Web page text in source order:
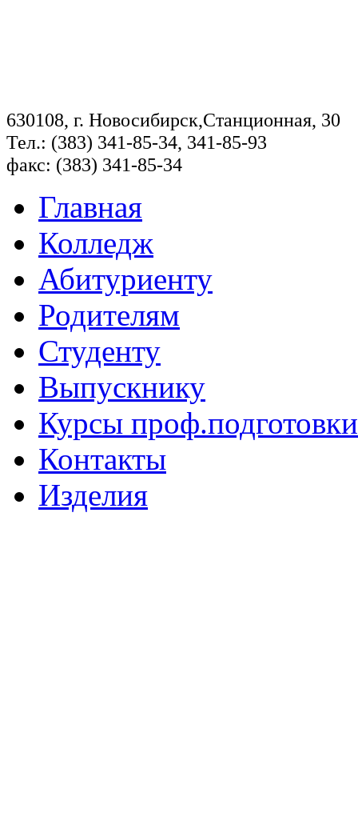
630108, г. Новосибирск,Станционная, 30
Тел.: (383) 341-85-34, 341-85-93
факс: (383) 341-85-34
Главная
Колледж
Абитуриенту
Родителям
Студенту
Выпускнику
Курсы проф.подготовки
Контакты
Изделия